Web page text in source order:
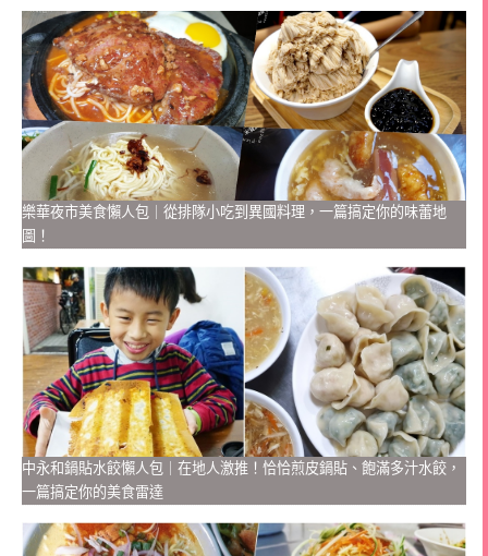
樂華夜市美食懶人包｜從排隊小吃到異國料理，一篇搞定你的味蕾地
圖！
中永和鍋貼水餃懶人包｜在地人激推！恰恰煎皮鍋貼、飽滿多汁水餃，
一篇搞定你的美食雷達